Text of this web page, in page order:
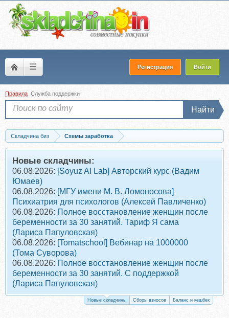
☰ Регистрация Войти
Правила Служба поддержки
Найти
Складчина биз
Схемы заработка
Скачать 172 000 рублей в месяц в Skype на автопилоте
Новые складчины:
06.08.2026: [Soyuz AI Lab] Авторский курс (Вадим
Юмаев)
06.08.2026: [МГУ имени М. В. Ломоносова]
Психиатрия для психологов (Алексей Павличенко)
06.08.2026: Полное восстановление женщин после
беременности за 30 занятий. Тариф Я сама
(Лариса Папуловская)
06.08.2026: [Tomatschool] Вебинар на 1000000
(Тома Суворова)
06.08.2026: Полное восстановление женщин после
беременности за 30 занятий. С поддержкой
(Лариса Папуловская)
Новые складчины Сборы взносов Баланс и кешбек